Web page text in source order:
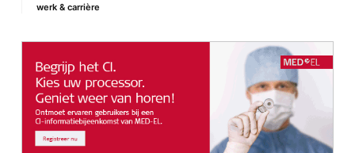
werk & carrière